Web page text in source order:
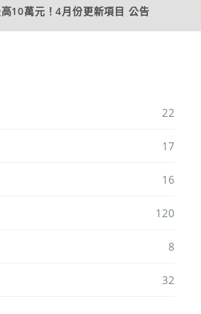
10萬元！4月份更新項目 公告
22
17
16
120
8
32